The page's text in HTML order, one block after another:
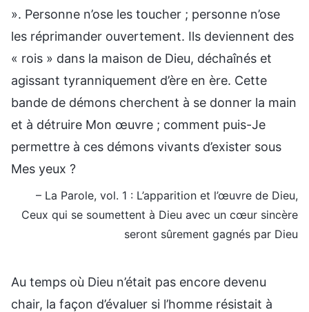
». Personne n’ose les toucher ; personne n’ose
les réprimander ouvertement. Ils deviennent des
« rois » dans la maison de Dieu, déchaînés et
agissant tyranniquement d’ère en ère. Cette
bande de démons cherchent à se donner la main
et à détruire Mon œuvre ; comment puis-Je
permettre à ces démons vivants d’exister sous
Mes yeux ?
– La Parole, vol. 1 : L’apparition et l’œuvre de Dieu,
Ceux qui se soumettent à Dieu avec un cœur sincère
seront sûrement gagnés par Dieu
Au temps où Dieu n’était pas encore devenu
chair, la façon d’évaluer si l’homme résistait à